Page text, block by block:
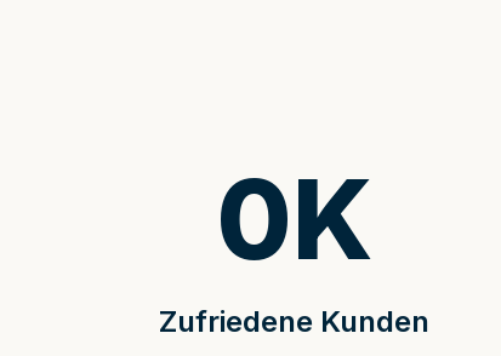
Zufriedene Kunden
0K